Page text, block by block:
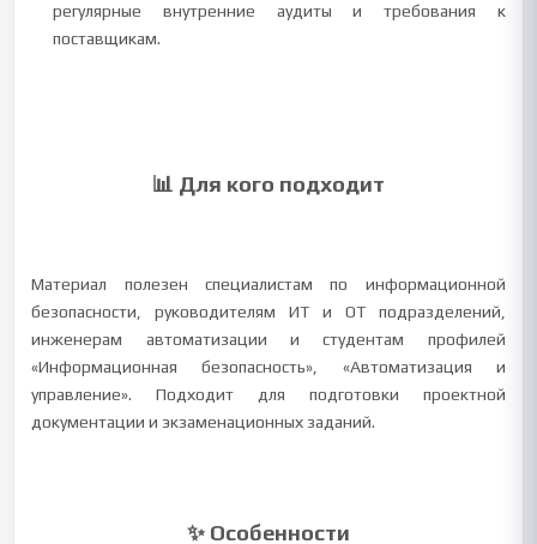
регулярные внутренние аудиты и требования к
поставщикам.
📊 Для кого подходит
Материал полезен специалистам по информационной
безопасности, руководителям ИТ и ОТ подразделений,
инженерам автоматизации и студентам профилей
«Информационная безопасность», «Автоматизация и
управление». Подходит для подготовки проектной
документации и экзаменационных заданий.
✨ Особенности